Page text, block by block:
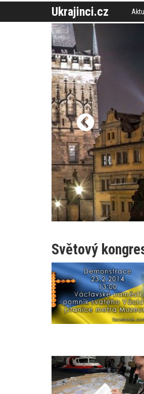
Ukrajinci.cz
Světový